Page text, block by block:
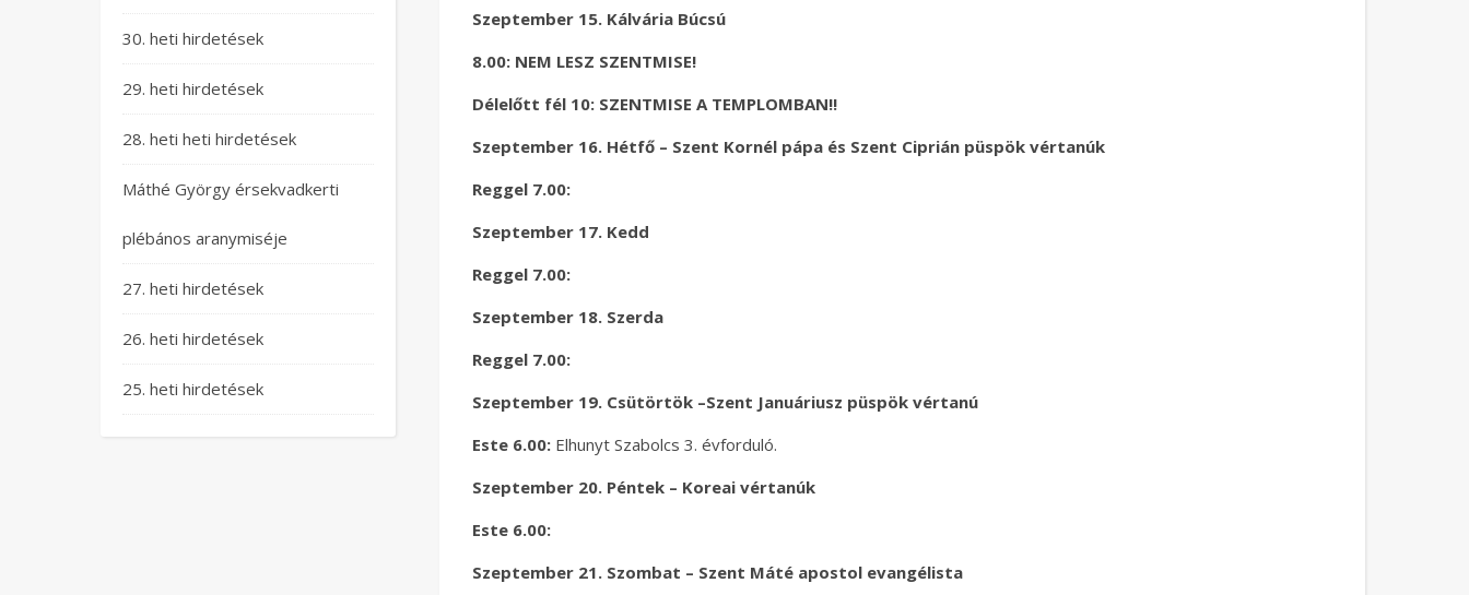
30. heti hirdetések
29. heti hirdetések
28. heti heti hirdetések
Máthé György érsekvadkerti
plébános aranymiséje
27. heti hirdetések
26. heti hirdetések
25. heti hirdetések
Szeptember 15. Kálvária Búcsú
8.00: NEM LESZ SZENTMISE!
Délelőtt fél 10: SZENTMISE A TEMPLOMBAN!!
Szeptember 16. Hétfő – Szent Kornél pápa és Szent Ciprián püspök vértanúk
Reggel 7.00:
Szeptember 17. Kedd
Reggel 7.00:
Szeptember 18. Szerda
Reggel 7.00:
Szeptember 19. Csütörtök –Szent Januáriusz püspök vértanú
Este 6.00: Elhunyt Szabolcs 3. évforduló.
Szeptember 20. Péntek – Koreai vértanúk
Este 6.00:
Szeptember 21. Szombat – Szent Máté apostol evangélista